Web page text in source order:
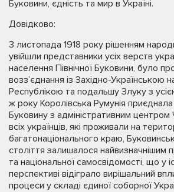
Буковини, єдність та мир в Україні.
Довідково:
3 листопада 1918 року рішенням
увійшли представники усіх верств
населення Північної Буковини, було
возз’єднання із Західно-Українською
Республікою та подальшу Злуку з
ж року Королівська Румунія
Буковину з адміністративним центром
всіх українців, які проживали на
багатонаціонального краю,
століття залишалося найвизначнішим
та національної самосвідомості, що у
перспективі відіграло вирішальний
процеси у складі єдиної соборної